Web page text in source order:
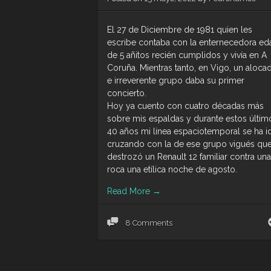
El 27 de Diciembre de 1981 quien les
escribe contaba con la enternecedora
de 5 añitos recién cumplidos y vivía en A
Coruña. Mientras tanto, en Vigo, un
e irreverente grupo daba su primer
concierto.
Hoy ya cuento con cuatro décadas más
sobre mis espaldas y durante estos
40 años mi línea espaciotemporal se ha
cruzando con la de ese grupo vigués
destrozó un Renault 12 familiar contra una
roca una etílica noche de agosto.
Read More →
8 Comments